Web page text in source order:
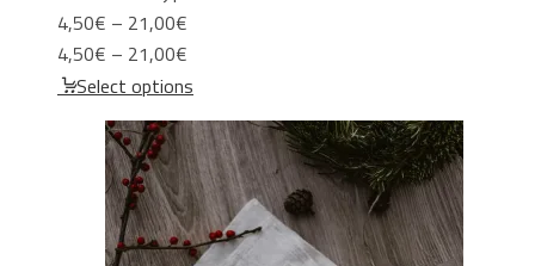
4,50€ – 21,00€
4,50€
through
21,00€
4,50€ – 21,00€
range:
4,50€
through
21,00€
Select options